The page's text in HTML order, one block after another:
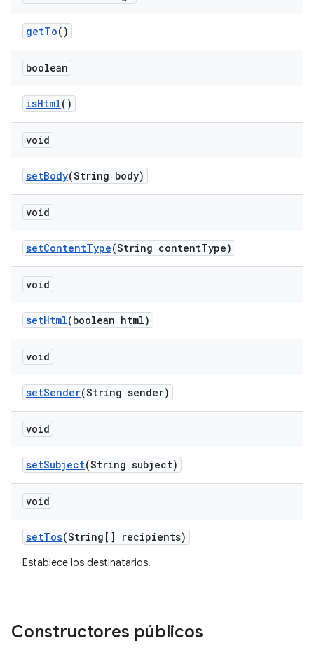
getTo()
boolean
isHtml()
void
setBody(String body)
void
setContentType(String contentType)
void
setHtml(boolean html)
void
setSender(String sender)
void
setSubject(String subject)
void
setTos(String[] recipients)
Establece los destinatarios.
Constructores públicos